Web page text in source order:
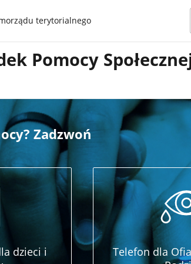
terytorialnego
Pomocy
Zadzwoń
dzieci i
Telefon dla